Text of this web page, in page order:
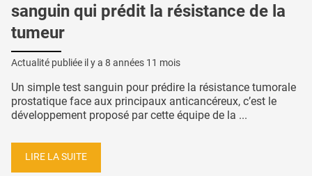
sanguin qui prédit la résistance de la
tumeur
Actualité publiée il y a 8 années 11 mois
Un simple test sanguin pour prédire la résistance tumorale
prostatique face aux principaux anticancéreux, c’est le
développement proposé par cette équipe de la ...
LIRE LA SUITE